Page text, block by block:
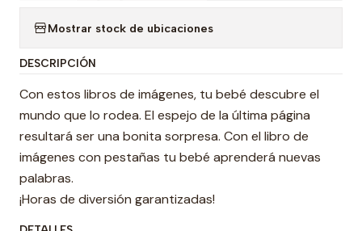
Mostrar stock de ubicaciones
DESCRIPCIÓN
Con estos libros de imágenes, tu bebé descubre el
mundo que lo rodea. El espejo de la última página
resultará ser una bonita sorpresa. Con el libro de
imágenes con pestañas tu bebé aprenderá nuevas
palabras.
¡Horas de diversión garantizadas!